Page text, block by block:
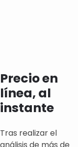
Precio en
línea, al
instante
Tras realizar el